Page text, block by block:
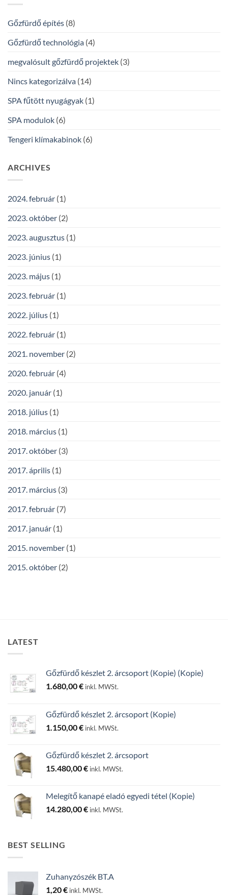
Gőzfürdő építés (8)
Gőzfürdő technológia (4)
megvalósult gőzfürdő projektek (3)
Nincs kategorizálva (14)
SPA fűtött nyugágyak (1)
SPA modulok (6)
Tengeri klímakabinok (6)
ARCHIVES
2024. február (1)
2023. október (2)
2023. augusztus (1)
2023. június (1)
2023. május (1)
2023. február (1)
2022. július (1)
2022. február (1)
2021. november (2)
2020. február (4)
2020. január (1)
2018. július (1)
2018. március (1)
2017. október (3)
2017. április (1)
2017. március (3)
2017. február (7)
2017. január (1)
2015. november (1)
2015. október (2)
LATEST
Gőzfürdő készlet 2. árcsoport (Kopie) (Kopie)
1.680,00€ inkl. MWSt.
Gőzfürdő készlet 2. árcsoport (Kopie)
1.150,00€ inkl. MWSt.
Gőzfürdő készlet 2. árcsoport
15.480,00€ inkl. MWSt.
Melegítő kanapé eladó egyedi tétel (Kopie)
14.280,00€ inkl. MWSt.
BEST SELLING
Zuhanyzószék BT.A
1,20€ inkl. MWSt.